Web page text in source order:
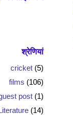
श्रेणियां
cricket (5)
films (106)
post (1)
(14)